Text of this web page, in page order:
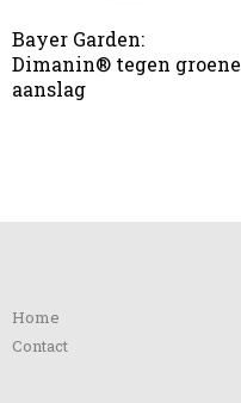
Bayer Garden:
Dimanin® tegen groene
aanslag
Home
Contact